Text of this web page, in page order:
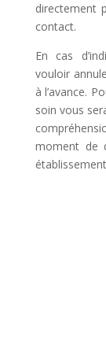
directement
contact.
En cas
vouloir
à l’avance.
soin vous
moment de